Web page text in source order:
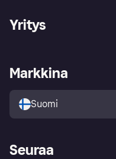
Kirjaudu sisään
Tutustu kauppoihin
Ostajan turva
Yritys
Kirjaudu sisään yrityksenä
Markkina
Suomi
Seuraa